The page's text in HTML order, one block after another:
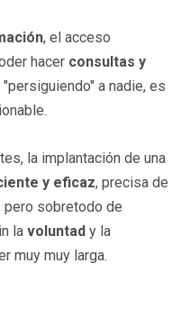
, el acceso
hacer consultas y
a nadie, es
la implantación de una
y eficaz, precisa de
sobretodo de
la voluntad y la
muy muy larga.